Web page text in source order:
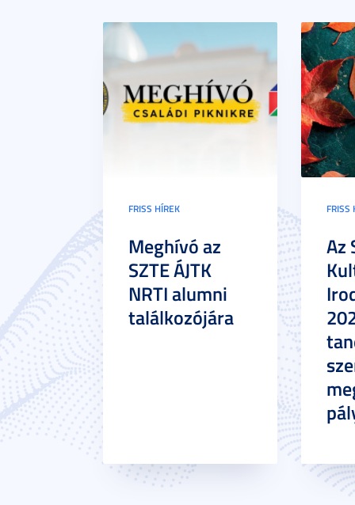
FRISS HÍREK
Meghívó az
SZTE ÁJTK
NRTI alumni
találkozójára
FRISS
Az